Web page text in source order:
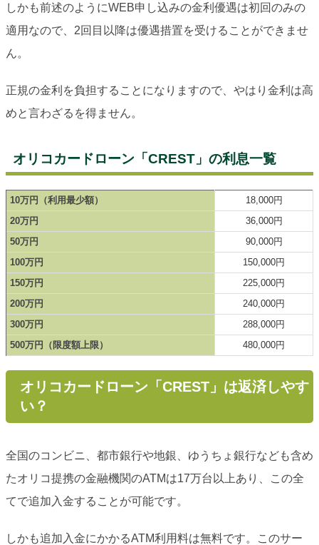
しかも前述のようにWEB申し込みの金利優遇は初回のみの
適用なので、2回目以降は優遇措置を受けることができませ
ん。
正規の金利を負担することになりますので、やはり金利は高
めと言わざるを得ません。
オリコカードローン「CREST」の利息一覧
10万円（利用最少額）
18,000円
20万円
36,000円
50万円
90,000円
100万円
150,000円
150万円
225,000円
200万円
240,000円
300万円
288,000円
500万円（限度額上限）
480,000円
オリコカードローン「CREST」は返済しやす
い？
全国のコンビニ、都市銀行や地銀、ゆうちょ銀行なども含め
たオリコ提携の金融機関のATMは17万台以上あり、この全
てで追加入金することが可能です。
しかも追加入金にかかるATM利用料は無料です。このサー